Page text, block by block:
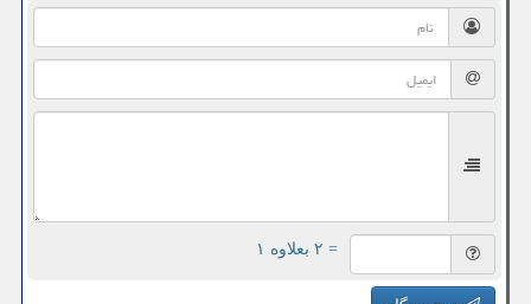
= ۲ بعلاوه ۱